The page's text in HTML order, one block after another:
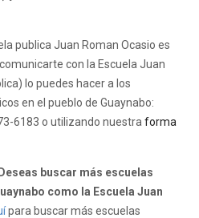
publica Juan Roman Ocasio es
con la Escuela Juan
lo puedes hacer a los
en el pueblo de Guaynabo:
6183 o utilizando nuestra forma
buscar más escuelas
como la Escuela Juan
para buscar más escuelas